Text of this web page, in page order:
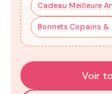
Cadeau Meilleure
Bonnets Copains &
Voir